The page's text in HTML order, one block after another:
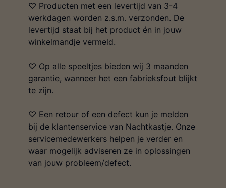
♡ Producten met een levertijd van 3-4
werkdagen worden z.s.m. verzonden. De
levertijd staat bij het product én in jouw
winkelmandje vermeld.
♡ Op alle speeltjes bieden wij 3 maanden
garantie, wanneer het een fabrieksfout blijkt
te zijn.
♡ Een retour of een defect kun je melden
bij de klantenservice van Nachtkastje. Onze
servicemedewerkers helpen je verder en
waar mogelijk adviseren ze in oplossingen
van jouw probleem/defect.